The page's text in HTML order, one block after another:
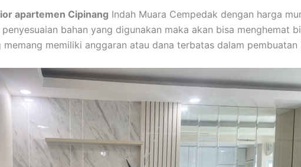
apartemen Cipinang Indah Muara Cempedak dengan harga
bahan yang digunakan maka akan bisa menghemat
memiliki anggaran atau dana terbatas dalam